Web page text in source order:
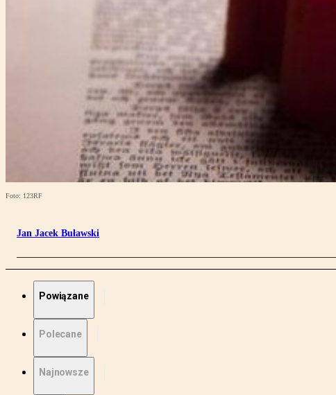
Foto: 123RF
Jan Jacek Buławski
Powiązane
Polecane
Najnowsze